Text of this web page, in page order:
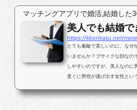
マッチングアプリで婚活,結婚した
美人でも結婚で
https://kkonkatu.net/
とても素敵で美しいのに、なぜ
いませんか？ブサイクな顔なの
しやすいのですが、美人なのに
直ぐに男性が逃げ出す女性とい